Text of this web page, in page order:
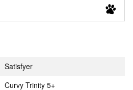
Satisfyer
Curvy Trinity 5+